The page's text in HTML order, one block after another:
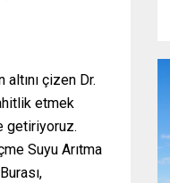
çizen Dr.
etmek
getiriyoruz.
Suyu Arıtma